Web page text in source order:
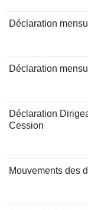
Déclaration
Déclaration
Déclaration
Cession
Mouvements des